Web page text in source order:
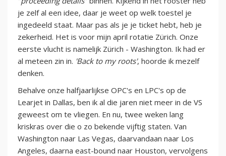
je zelf al een idee, daar je weet op welk toestel je
ingedeeld staat. Maar pas als je je ticket hebt, heb je
zekerheid. Het is voor mijn april rotatie Zürich. Onze
eerste vlucht is namelijk Zürich - Washington. Ik had er
al meteen zin in. 'Back to my roots', hoorde ik mezelf
denken.
Behalve onze halfjaarlijkse OPC's en LPC's op de
Learjet in Dallas, ben ik al die jaren niet meer in de VS
geweest om te vliegen. En nu, twee weken lang
kriskras over die o zo bekende vijftig staten. Van
Washington naar Las Vegas, daarvandaan naar Los
Angeles, daarna east-bound naar Houston, vervolgens